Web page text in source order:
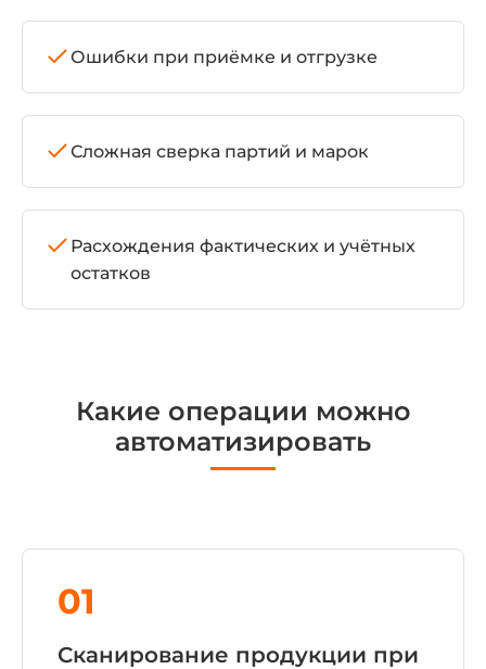
Ошибки при приёмке и отгрузке
Сложная сверка партий и марок
Расхождения фактических и учётных
остатков
Какие операции можно
автоматизировать
01
Сканирование продукции при